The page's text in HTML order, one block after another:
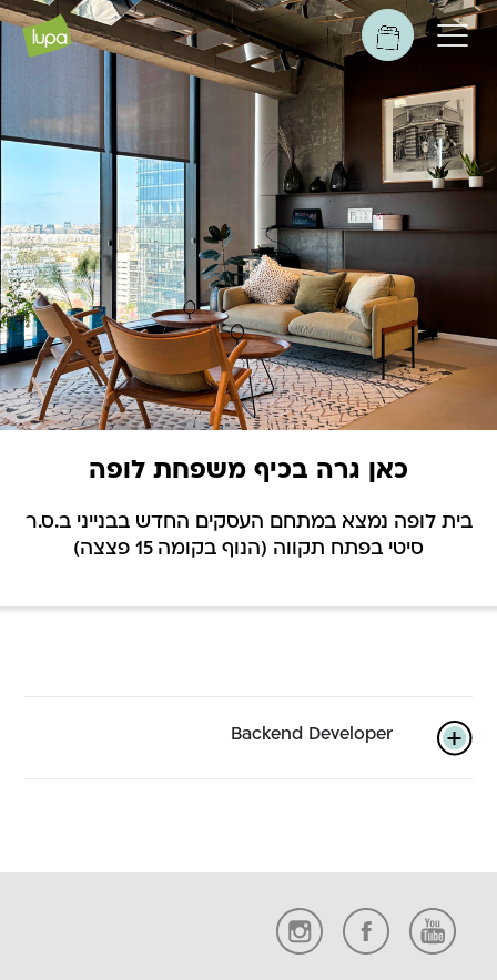
כאן גרה בכיף משפחת לופה
בית לופה נמצא במתחם העסקים החדשבבנייני ב.ס.ר
סיטי בפתח תקווה (הנוף בקומה 15 פצצה)
Backend Developer